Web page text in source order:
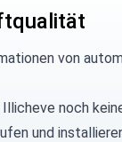
von
noch
und